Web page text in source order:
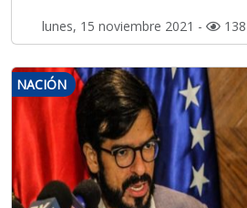
lunes, 15 noviembre 2021 - 138
NACIÓN